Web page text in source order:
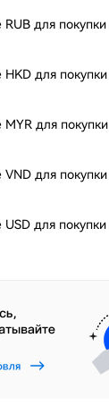
RUB для покупки
HKD для покупки
MYR для покупки
VND для покупки
USD для покупки